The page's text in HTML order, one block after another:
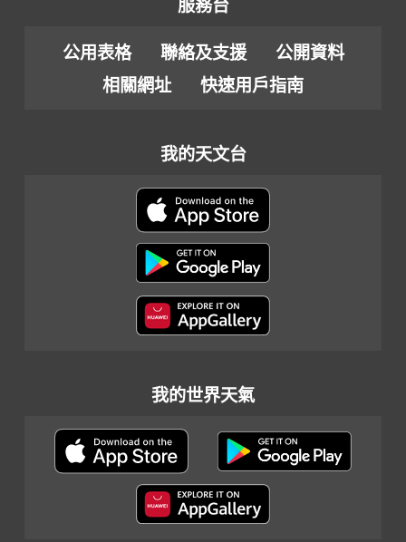
服務台
公用表格 聯絡及支援
公開資料
相關網址
快速用戶指南
我的天文台
我的世界天氣